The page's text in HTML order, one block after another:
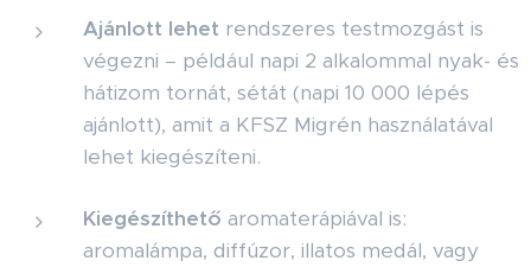
Ajánlott lehet rendszeres testmozgást is
végezni – például napi 2 alkalommal nyak- és
hátizom tornát, sétát (napi 10 000 lépés
ajánlott), amit a KFSZ Migrén használatával
lehet kiegészíteni.
Kiegészíthető aromaterápiával is:
aromalámpa, diffúzor, illatos medál, vagy